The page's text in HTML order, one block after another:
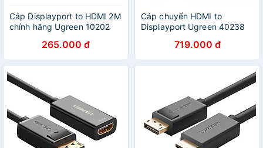
Cáp Displayport to HDMI 2M
chính hãng Ugreen 10202
265.000 đ
Cáp chuyển HDMI to
Displayport Ugreen 40238
719.000 đ